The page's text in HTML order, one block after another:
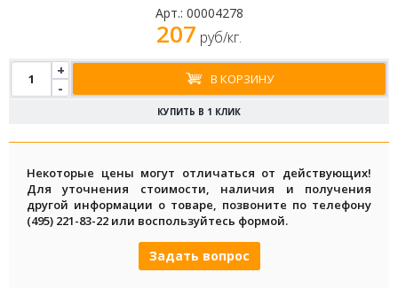
Арт.: 00004278
207 руб/кг.
+
-
В КОРЗИНУ
КУПИТЬ В 1 КЛИК
Некоторые цены могут отличаться от действующих!
Для уточнения стоимости, наличия и получения
другой информации о товаре, позвоните по телефону
(495) 221-83-22 или воспользуйтесь формой.
Задать вопрос